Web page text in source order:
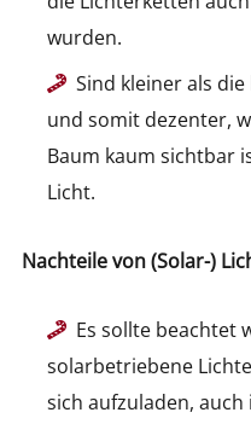
wurden.
Sind kleiner als
und somit dezenter,
Baum kaum sichtbar
Licht.
Nachteile von (Solar-)
Es sollte beachtet
solarbetriebene
sich aufzuladen,